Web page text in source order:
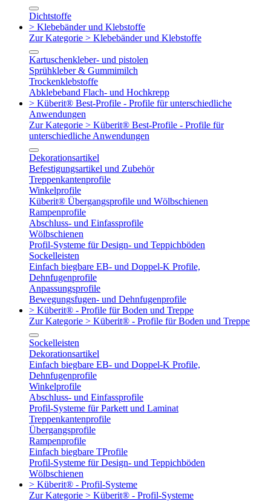
Dichtstoffe
> Klebebänder und Klebstoffe
Zur Kategorie > Klebebänder und Klebstoffe
Kartuschenkleber- und pistolen
Sprühkleber & Gummimilch
Trockenklebstoffe
Abklebeband Flach- und Hochkrepp
> Küberit® Best-Profile - Profile für unterschiedliche
Anwendungen
Zur Kategorie > Küberit® Best-Profile - Profile für
unterschiedliche Anwendungen
Dekorationsartikel
Befestigungsartikel und Zubehör
Treppenkantenprofile
Winkelprofile
Küberit® Übergangsprofile und Wölbschienen
Rampenprofile
Abschluss- und Einfassprofile
Wölbschienen
Profil-Systeme für Design- und Teppichböden
Sockelleisten
Einfach biegbare EB- und Doppel-K Profile,
Dehnfugenprofile
Anpassungsprofile
Bewegungsfugen- und Dehnfugenprofile
> Küberit® - Profile für Boden und Treppe
Zur Kategorie > Küberit® - Profile für Boden und Treppe
Sockelleisten
Dekorationsartikel
Einfach biegbare EB- und Doppel-K Profile,
Dehnfugenprofile
Winkelprofile
Abschluss- und Einfassprofile
Profil-Systeme für Parkett und Laminat
Treppenkantenprofile
Übergangsprofile
Rampenprofile
Einfach biegbare TProfile
Profil-Systeme für Design- und Teppichböden
Wölbschienen
> Küberit® - Profil-Systeme
Zur Kategorie > Küberit® - Profil-Systeme